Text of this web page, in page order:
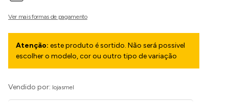
Atenção: este produto é sortido. Não será possivel
escolher o modelo, cor ou outro tipo de variação
Vendido por: lojasmel